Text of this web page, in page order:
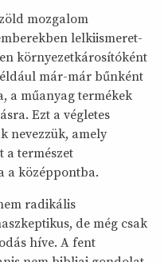
mozgalom
lelkiismeret-
környezetkárosítóként
már-már bűnként
a műanyag termékek
Ezt a végletes
nevezzük, amely
a természet
a középpontba.
radikális
de még csak
híve. A fent